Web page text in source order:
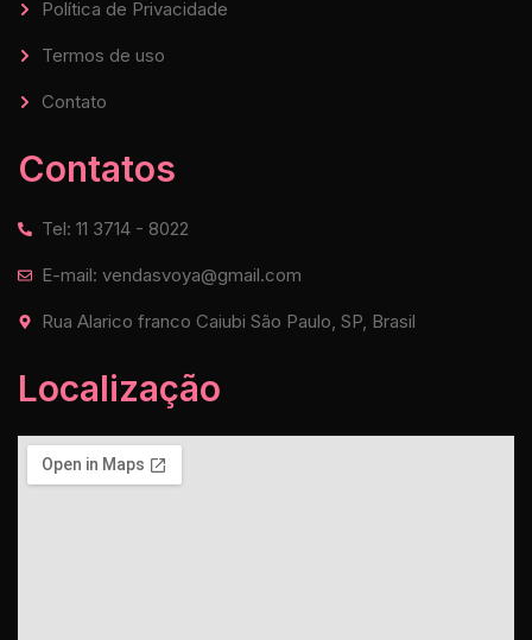
Política de Privacidade
Termos de uso
Contato
Contatos
Tel: 11 3714 - 8022
E-mail: vendasvoya@gmail.com
Rua Alarico franco Caiubi São Paulo, SP, Brasil
Localização